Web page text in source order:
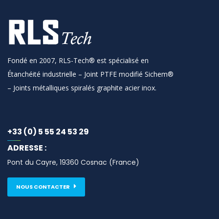
Fondé en 2007, RLS-Tech® est spécialisé en
Étanchéité industrielle – Joint PTFE modifié Sichem®
– Joints métalliques spiralés graphite acier inox.
+33 (0) 5 55 24 53 29
ADRESSE :
Pont du Cayre, 19360 Cosnac (France)
NOUS CONTACTER